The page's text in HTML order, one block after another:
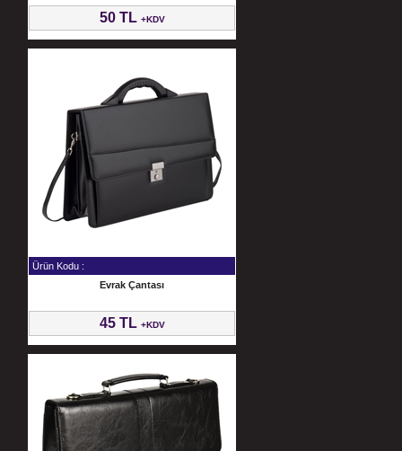
50 TL +KDV
Ürün Kodu :
Evrak Çantası
45 TL +KDV